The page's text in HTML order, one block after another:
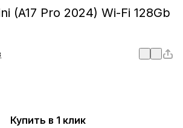
(A17 Pro 2024) Wi-Fi 128Gb
Купить в 1 клик